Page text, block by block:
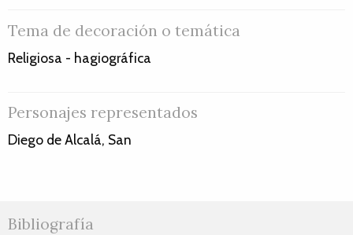
Tema de decoración o temática
Religiosa - hagiográfica
Personajes representados
Diego de Alcalá, San
Bibliografía